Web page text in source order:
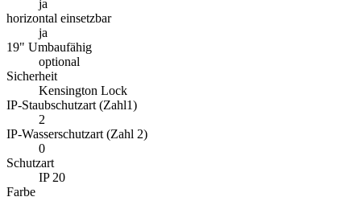
schwarz
Abmessungen (B x H x T)
147 x 36 x 165 mm
Gewicht in kg
0,4
Netzteil
65 Watt, extern
Input: 110-240V AC /Output: 19V DC
Netzteil
Hersteller
Fortron®
Formfaktor
extern
Bauform